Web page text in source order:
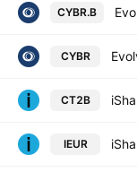
CYBR.B
CYBR
CT2B
IEUR